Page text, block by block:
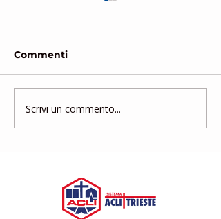
Gruppo di Mutuo
Aiuto
Commenti
Scrivi un commento...